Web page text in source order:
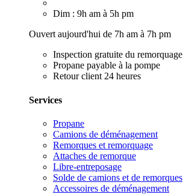
Dim : 9h am à 5h pm
Ouvert aujourd'hui de 7h am à 7h pm
Inspection gratuite du remorquage
Propane payable à la pompe
Retour client 24 heures
Services
Propane
Camions de déménagement
Remorques et remorquage
Attaches de remorque
Libre-entreposage
Solde de camions et de remorques
Accessoires de déménagement